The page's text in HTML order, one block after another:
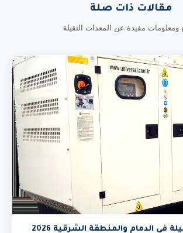
مقالات ذات صلة
ومعلومات مفيدة عن المعدات الثقيلة
في الدمام والمنطقة الشرقية 2026